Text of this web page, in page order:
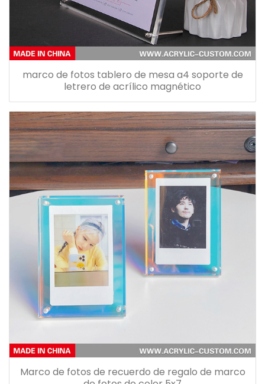
marco de fotos tablero de mesa a4 soporte de
letrero de acrílico magnético
Marco de fotos de recuerdo de regalo de marco